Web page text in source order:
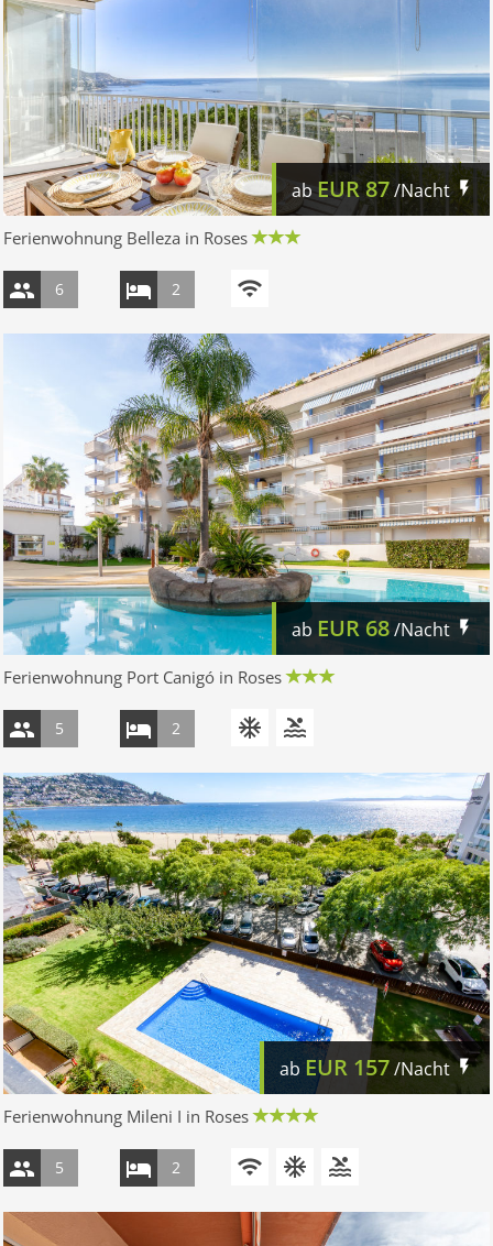
abEUR 87/Nacht
Ferienwohnung Belleza in Roses
6 2
ab EUR 68/Nacht
Ferienwohnung Port Canigó in Roses
5 2
ab EUR 157/Nacht
Ferienwohnung Mileni I in Roses
5 2